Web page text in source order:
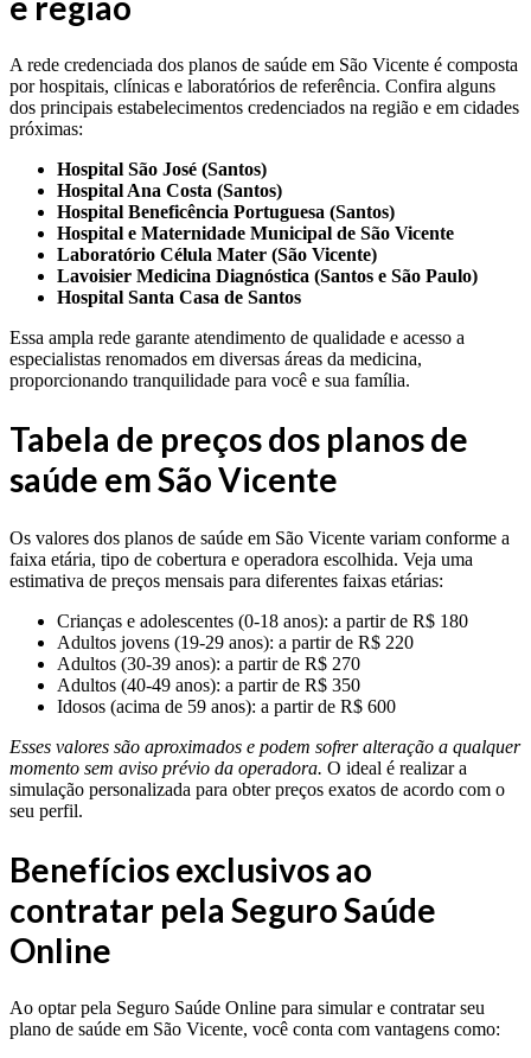
A rede credenciada dos planos de saúde em São Vicente é composta
por hospitais, clínicas e laboratórios de referência. Confira alguns
dos principais estabelecimentos credenciados na região e em cidades
próximas:
Hospital São José (Santos)
Hospital Ana Costa (Santos)
Hospital Beneficência Portuguesa (Santos)
Hospital e Maternidade Municipal de São Vicente
Laboratório Célula Mater (São Vicente)
Lavoisier Medicina Diagnóstica (Santos e São Paulo)
Hospital Santa Casa de Santos
Essa ampla rede garante atendimento de qualidade e acesso a
especialistas renomados em diversas áreas da medicina,
proporcionando tranquilidade para você e sua família.
Tabela de preços dos planos de
saúde em São Vicente
Os valores dos planos de saúde em São Vicente variam conforme a
faixa etária, tipo de cobertura e operadora escolhida. Veja uma
estimativa de preços mensais para diferentes faixas etárias:
Crianças e adolescentes (0-18 anos): a partir de R$ 180
Adultos jovens (19-29 anos): a partir de R$ 220
Adultos (30-39 anos): a partir de R$ 270
Adultos (40-49 anos): a partir de R$ 350
Idosos (acima de 59 anos): a partir de R$ 600
Esses valores são aproximados e podem sofrer alteração a qualquer
momento sem aviso prévio da operadora. O ideal é realizar a
simulação personalizada para obter preços exatos de acordo com o
seu perfil.
Benefícios exclusivos ao
contratar pela Seguro Saúde
Online
Ao optar pela Seguro Saúde Online para simular e contratar seu
plano de saúde em São Vicente, você conta com vantagens como: